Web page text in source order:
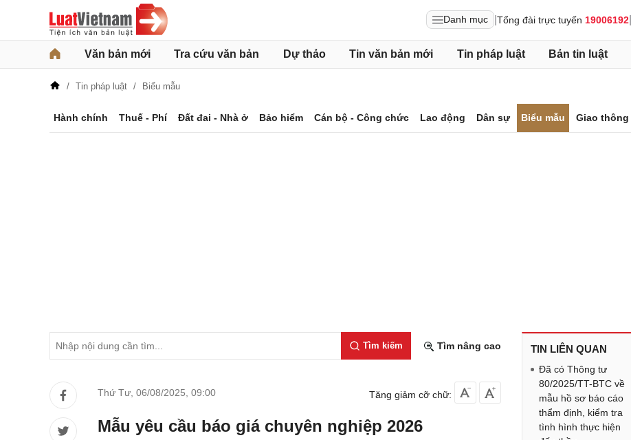
Danh mục Tổng đài trực tuyến 19006192
Văn bản mới Tra cứu văn bản Dự thảo Tin văn bản mới Tin pháp luật Bản tin luật
Tin pháp luật Biểu mẫu
Hành chính Thuế - Phí Đất đai - Nhà ở Bảo hiểm Cán bộ - Công chức Lao động Dân sự Biểu mẫu Giao thông
Tìm kiếm Tìm nâng cao
Thứ Tư, 06/08/2025 09:00 Tăng giảm cỡ chữ:
Mẫu yêu cầu báo giá chuyên nghiệp 2026
TIN LIÊN QUAN
Đã có Thông tư
80/2025/TT-BTC về
mẫu hồ sơ báo cáo
thẩm định, kiểm tra
tình hình thực hiện